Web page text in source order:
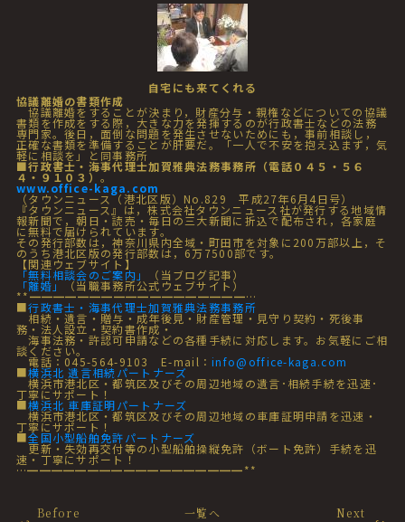
自宅にも来てくれる
協議離婚の書類作成
協議離婚をすることが決まり，財産分与・親権などについての協議
書類を作成をする際，大きな力を発揮するのが行政書士などの法務
専門家。後日，面倒な問題を発生させないためにも，事前相談し，
正確な書類を準備することが肝要だ。「一人で不安を抱え込まず，気
軽に相談を」と同事務所
■行政書士・海事代理士加賀雅典法務事務所（電話０４５・５６
４・９１０３）。
www.office-kaga.com
（タウンニュース（港北区版）No.829 平成27年6月4日号）
『タウンニュース』は，株式会社タウンニュース社が発行する地域情
報新聞で，朝日・読売・毎日の三大新聞に折込で配布され，各家庭
に無料で届けられています。
その発行部数は，神奈川県内全域・町田市を対象に200万部以上，そ
のうち港北区版の発行部数は，6万7500部です。
【関連ウェブサイト】
「無料相談会のご案内」 （当ブログ記事）
「離婚」（当職事務所公式ウェブサイト）
**━━━━━━━━━━━━━━━━━━…
■行政書士・海事代理士加賀雅典法務事務所
相続・遺言・贈与・成年後見・財産管理・見守り契約・死後事
務・法人設立・契約書作成・
海事法務・許認可申請などの各種手続に対応します。お気軽にご相
談ください。
電話：045-564-9103 E-mail：info@office-kaga.com
■横浜北 遺言相続パートナーズ
横浜市港北区・都筑区及びその周辺地域の遺言･相続手続を迅速･
丁寧にサポート！
■横浜北 車庫証明パートナーズ
横浜市港北区・都筑区及びその周辺地域の車庫証明申請を迅速・
丁寧にサポート！
■全国小型船舶免許パートナーズ
更新・失効再交付等の小型船舶操縦免許（ボート免許）手続を迅
速・丁寧にサポート！
…━━━━━━━━━━━━━━━━━━**
Before 一覧へ Next